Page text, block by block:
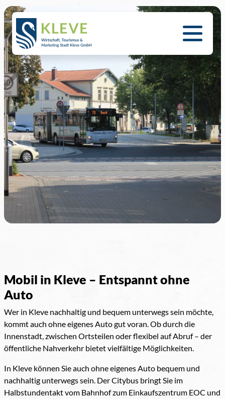
Mobil in Kleve – Entspannt ohne
Auto
Wer in Kleve nachhaltig und bequem unterwegs sein möchte,
kommt auch ohne eigenes Auto gut voran. Ob durch die
Innenstadt, zwischen Ortsteilen oder flexibel auf Abruf – der
öffentliche Nahverkehr bietet vielfältige Möglichkeiten.
In Kleve können Sie auch ohne eigenes Auto bequem und
nachhaltig unterwegs sein. Der Citybus bringt Sie im
Halbstundentakt vom Bahnhof zum Einkaufszentrum EOC und